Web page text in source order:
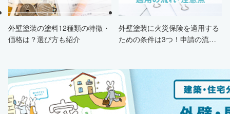
外壁塗装の塗料12種類の特徴・
価格は？選び方も紹介
外壁塗装に火災保険を適用する
ための条件は3つ！申請の流